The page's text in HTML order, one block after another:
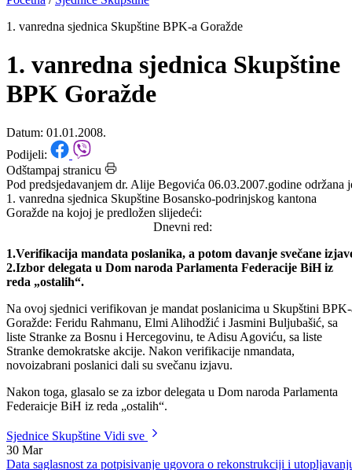
1. vanredna sjednica Skupštine BPK-a Goražde
1. vanredna sjednica Skupštine
BPK Goražde
Datum: 01.01.2008.
Podijeli:
Odštampaj stranicu
Pod predsjedavanjem dr. Alije Begovića 06.03.2007.godine održana
Goražde na kojoj je predložen slijedeći:
Dnevni red:
2.Izbor delegata u Dom naroda Parlamenta Federacije BiH iz
reda „ostalih“.
Na ovoj sjednici verifikovan je mandat poslanicima u Skupštini
Goražde: Feridu Rahmanu, Elmi Alihodžić i Jasmini Buljubašić, sa
Stranke demokratske akcije. Nakon verifikacije nmandata,
novoizabrani poslanici dali su svečanu izjavu.
Nakon toga, glasalo se za izbor delegata u Dom naroda Parlamenta
Federaicje BiH iz reda „ostalih“.